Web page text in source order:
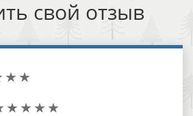
свой отзыв